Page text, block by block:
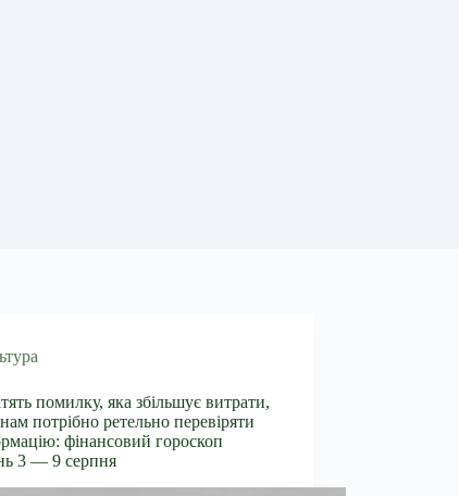
помилку, яка збільшує витрати,
потрібно ретельно перевіряти
фінансовий гороскоп
3 — 9 серпня